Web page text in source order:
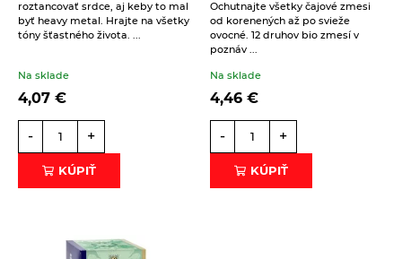
Éterické oleje na kulinárske účely
Keramické slniečko
Kúpele na detoxikáciu organizmu
Literatúra
Propagačný materiál
Vankúše
Beriem na vedomiespracovanie osobných údajov .
roztancovať srdce, aj keby to mal
byť heavy metal. Hrajte na všetky
tóny šťastného života. ...
Na sklade
4,07 €
- +
KÚPIŤ
Ochutnajte všetky čajové zmesi
od korenených až po svieže
ovocné. 12 druhov bio zmesí v
poznáv ...
Na sklade
4,46 €
- +
KÚPIŤ